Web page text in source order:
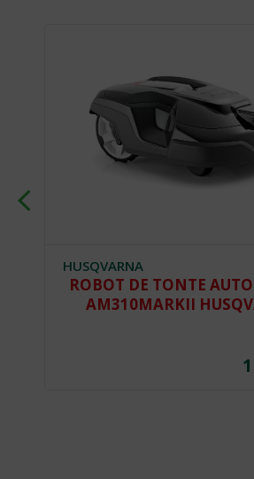
HUSQVARNA
ROBOT DE TONTE
AM310MARKII